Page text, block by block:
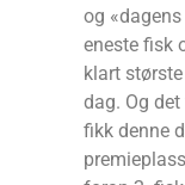
og
eneste fisk
klart
dag. Og
fikk denne